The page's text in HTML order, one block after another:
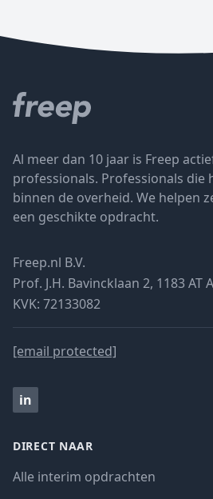
Al meer dan 10 jaar is Freep
professionals. Professionals die
binnen de overheid. We helpen
een geschikte opdracht.
Freep.nl B.V.
Prof. J.H. Bavincklaan 2, 1183 AT
KVK: 72133082
[email protected]
in
DIRECT NAAR
Alle interim opdrachten